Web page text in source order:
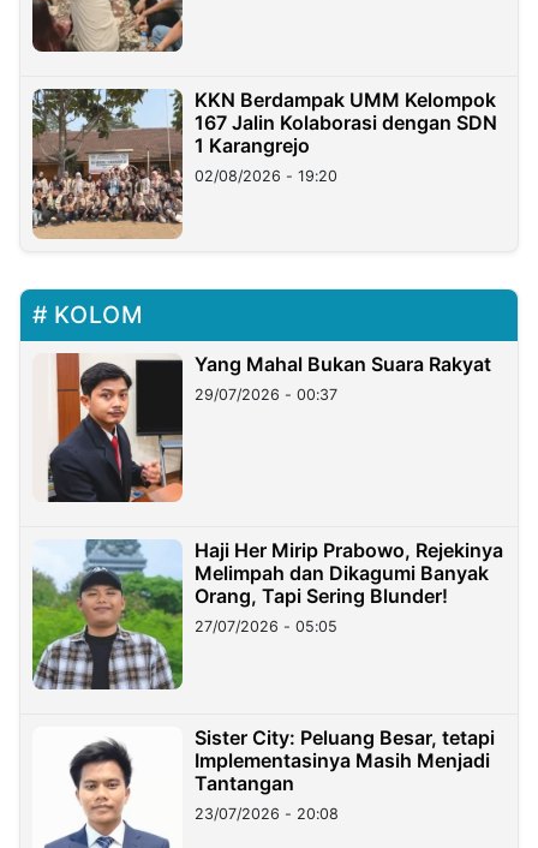
KKN Berdampak UMM Kelompok
167 Jalin Kolaborasi dengan SDN
1 Karangrejo
02/08/2026 - 19:20
KOLOM
Yang Mahal Bukan Suara Rakyat
29/07/2026 - 00:37
Haji Her Mirip Prabowo, Rejekinya
Melimpah dan Dikagumi Banyak
Orang, Tapi Sering Blunder!
27/07/2026 - 05:05
Sister City: Peluang Besar, tetapi
Implementasinya Masih Menjadi
Tantangan
23/07/2026 - 20:08